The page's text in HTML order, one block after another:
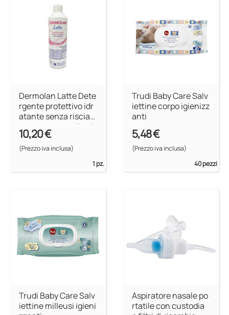
Dermolan Latte Dete
rgente protettivo idr
atante senza risciac
quo per uso pediatri
co
10,20 €
(Prezzo iva inclusa)
1 pz.
Trudi Baby Care Salv
iettine corpo igienizz
anti
5,48 €
(Prezzo iva inclusa)
40 pezzi
Trudi Baby Care Salv
iettine milleusi igieni
Aspiratore nasale po
rtatile con custodia